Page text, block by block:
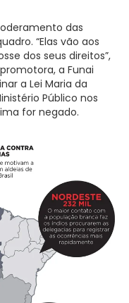
das
“Elas vão aos
dos seus direitos”,
a Funai
a Lei Maria da
Público nos
for negado.